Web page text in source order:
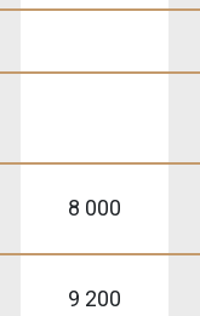
8 000
9 200